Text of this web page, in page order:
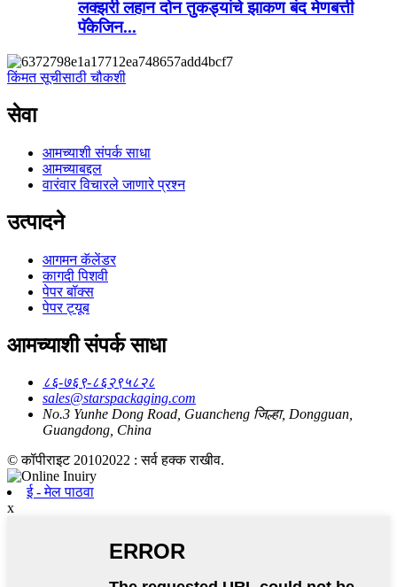
लक्झरी लहान दोन तुकड्यांचे झाकण बंद मेणबत्ती
पॅकेजिन...
किंमत सूचीसाठी चौकशी
सेवा
आमच्याशी संपर्क साधा
आमच्याबद्दल
वारंवार विचारले जाणारे प्रश्न
उत्पादने
आगमन कॅलेंडर
कागदी पिशवी
पेपर बॉक्स
पेपर ट्यूब
आमच्याशी संपर्क साधा
८६-७६९-८६२९५८२८
sales@starspackaging.com
No.3 Yunhe Dong Road, Guancheng जिल्हा, Dongguan,
Guangdong, China
© कॉपीराइट 20102022 : सर्व हक्क राखीव.
ई - मेल पाठवा
x